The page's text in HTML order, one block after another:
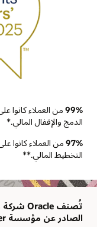
99%
الدمج والإقفال المالي.*
97%
التخطيط المالي.**
الصادر عن مؤسسة Gartner® لحلول الإغلاق المالي والدمج